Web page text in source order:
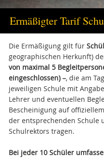
Ermäßigter Tarif
Die Ermäßigung gilt für
geographischen Herkunft)
von maximal 5
eingeschlossen) –, die am
jeweiligen Schule mit
Lehrer und eventuellen
Bescheinigung auf
der entsprechenden Schule
Schulrektors tragen.
Bei jeder 10 Schüler